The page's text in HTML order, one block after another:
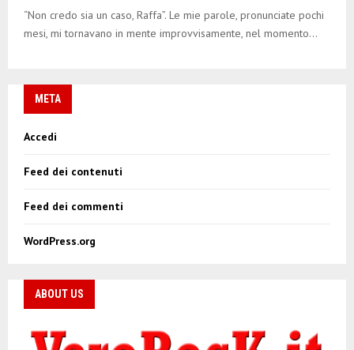
U“Non credo sia un caso, Raffa”. Le mie parole, pronunciate pochi
mesi, mi tornavano in mente improvvisamente, nel momento...
META
Accedi
Feed dei contenuti
Feed dei commenti
WordPress.org
ABOUT US